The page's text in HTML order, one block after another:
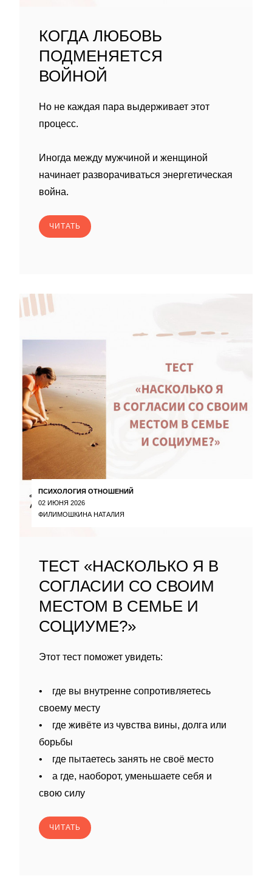
КОГДА ЛЮБОВЬ
ПОДМЕНЯЕТСЯ
ВОЙНОЙ
Но не каждая пара выдерживает этот
процесс.
Иногда между мужчиной и женщиной
начинает разворачиваться энергетическая
война.
ЧИТАТЬ
ПСИХОЛОГИЯ ОТНОШЕНИЙ
02 ИЮНЯ 2026
ФИЛИМОШКИНА НАТАЛИЯ
ТЕСТ «НАСКОЛЬКО Я В
СОГЛАСИИ СО СВОИМ
МЕСТОМ В СЕМЬЕ И
СОЦИУМЕ?»
Этот тест поможет увидеть:
• где вы внутренне сопротивляетесь
своему месту
• где живёте из чувства вины, долга или
борьбы
• где пытаетесь занять не своё место
• а где, наоборот, уменьшаете себя и
свою силу
ЧИТАТЬ